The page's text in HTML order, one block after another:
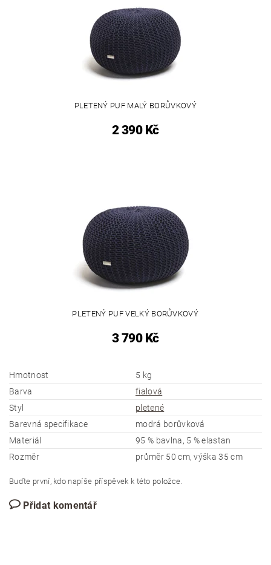
PLETENÝ PUF MALÝ BORŮVKOVÝ
2 390 Kč
PLETENÝ PUF VELKÝ BORŮVKOVÝ
3 790 Kč
Hmotnost
5 kg
Barva
fialová
Styl
pletené
Barevná specifikace
modrá borůvková
Materiál
95 % bavlna, 5 % elastan
Rozměr
průměr 50 cm, výška 35 cm
Buďte první, kdo napíše příspěvek k této položce.
Přidat komentář